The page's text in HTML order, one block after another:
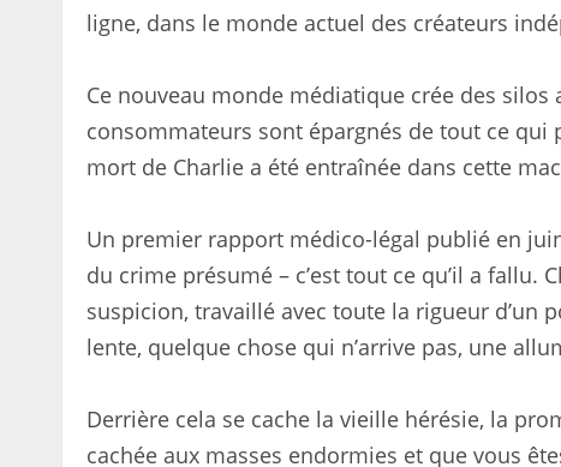
ligne, dans le monde actuel des créateurs
Ce nouveau monde médiatique crée des
consommateurs sont épargnés de tout ce qui
mort de Charlie a été entraînée dans cette
Un premier rapport médico-légal publié en
du crime présumé – c’est tout ce qu’il a
suspicion, travaillé avec toute la rigueur d’un
lente, quelque chose qui n’arrive pas, une
Derrière cela se cache la vieille hérésie, la
cachée aux masses endormies et que vous